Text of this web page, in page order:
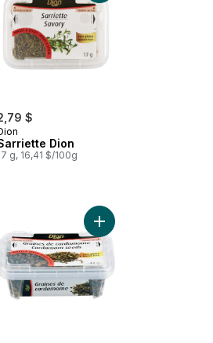
$
Dion
g, 16,41 $/100g
moulues au panier
de girofle moulu au panier
Ajouter Herbes &